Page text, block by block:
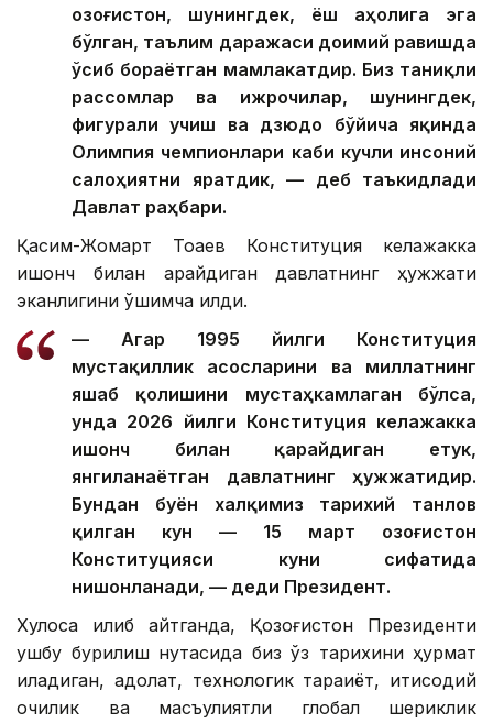
Қозоғистон, шунингдек, ёш аҳолига эга
бўлган, таълим даражаси доимий равишда
ўсиб бораётган мамлакатдир. Биз таниқли
рассомлар ва ижрочилар, шунингдек,
фигурали учиш ва дзюдо бўйича яқинда
Олимпия чемпионлари каби кучли инсоний
салоҳиятни яратдик, — деб таъкидлади
Давлат раҳбари.
Қасим-Жомарт Тоқаев Конституция келажакка
ишонч билан қарайдиган давлатнинг ҳужжати
эканлигини қўшимча қилди.
— Агар 1995 йилги Конституция
мустақиллик асосларини ва миллатнинг
яшаб қолишини мустаҳкамлаган бўлса,
унда 2026 йилги Конституция келажакка
ишонч билан қарайдиган етук,
янгиланаётган давлатнинг ҳужжатидир.
Бундан буён халқимиз тарихий танлов
қилган кун — 15 март Қозоғистон
Конституцияси куни сифатида
нишонланади, — деди Президент.
Хулоса қилиб айтганда, Қозоғистон Президенти
ушбу бурилиш нуқтасида биз ўз тарихини ҳурмат
қиладиган, адолат, технологик тараққиёт, иқтисодий
очиқлик ва масъулиятли глобал шериклик